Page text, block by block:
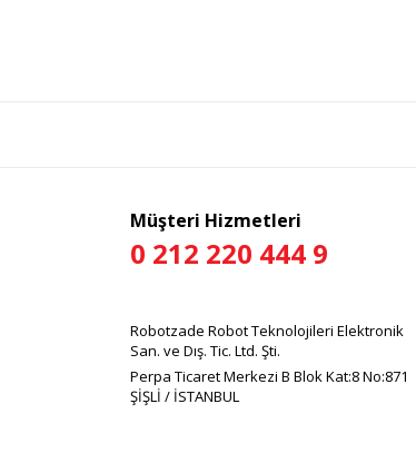
Müşteri Hizmetleri
0 212 220 444 9
Robotzade Robot Teknolojileri Elektronik
San. ve Dış. Tic. Ltd. Şti.
Perpa Ticaret Merkezi B Blok Kat:8 No:871
ŞİŞLİ / İSTANBUL